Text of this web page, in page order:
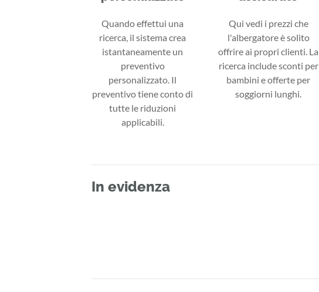
Quando effettui una
ricerca, il sistema crea
istantaneamente un
preventivo
personalizzato. Il
preventivo tiene conto di
tutte le riduzioni
applicabili.
Qui vedi i prezzi che
l'albergatore è solito
offrire ai propri clienti. La
ricerca include sconti per
bambini e offerte per
soggiorni lunghi.
In evidenza